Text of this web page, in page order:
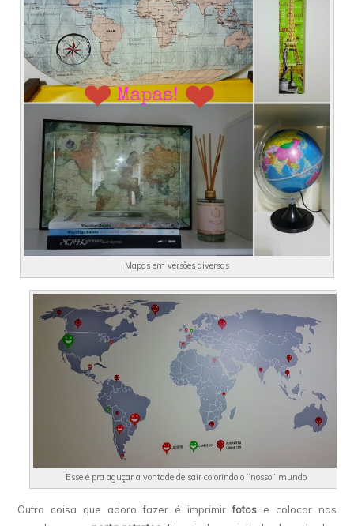
Mapas em versões diversas
Esse é pra aguçar a vontade de sair colorindo o “nosso” mundo
Outra coisa que adoro fazer é imprimirfotose colocar nas